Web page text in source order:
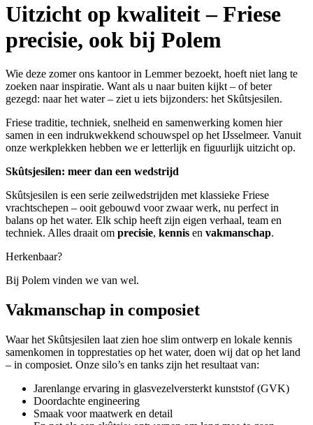
Uitzicht op kwaliteit – Friese
precisie, ook bij Polem
Wie deze zomer ons kantoor in Lemmer bezoekt, hoeft niet lang te
zoeken naar inspiratie. Want als u naar buiten kijkt – of beter
gezegd: naar het water – ziet u iets bijzonders: het Skûtsjesilen.
Friese traditie, techniek, snelheid en samenwerking komen hier
samen in een indrukwekkend schouwspel op het IJsselmeer. Vanuit
onze werkplekken hebben we er letterlijk en figuurlijk uitzicht op.
Skûtsjesilen: meer dan een wedstrijd
Skûtsjesilen is een serie zeilwedstrijden met klassieke Friese
vrachtschepen – ooit gebouwd voor zwaar werk, nu perfect in
balans op het water. Elk schip heeft zijn eigen verhaal, team en
techniek. Alles draait om precisie, kennis en vakmanschap.
Herkenbaar?
Bij Polem vinden we van wel.
Vakmanschap in composiet
Waar het Skûtsjesilen laat zien hoe slim ontwerp en lokale kennis
samenkomen in topprestaties op het water, doen wij dat op het land
– in composiet. Onze silo’s en tanks zijn het resultaat van:
Jarenlange ervaring in glasvezelversterkt kunststof (GVK)
Doordachte engineering
Smaak voor maatwerk en detail